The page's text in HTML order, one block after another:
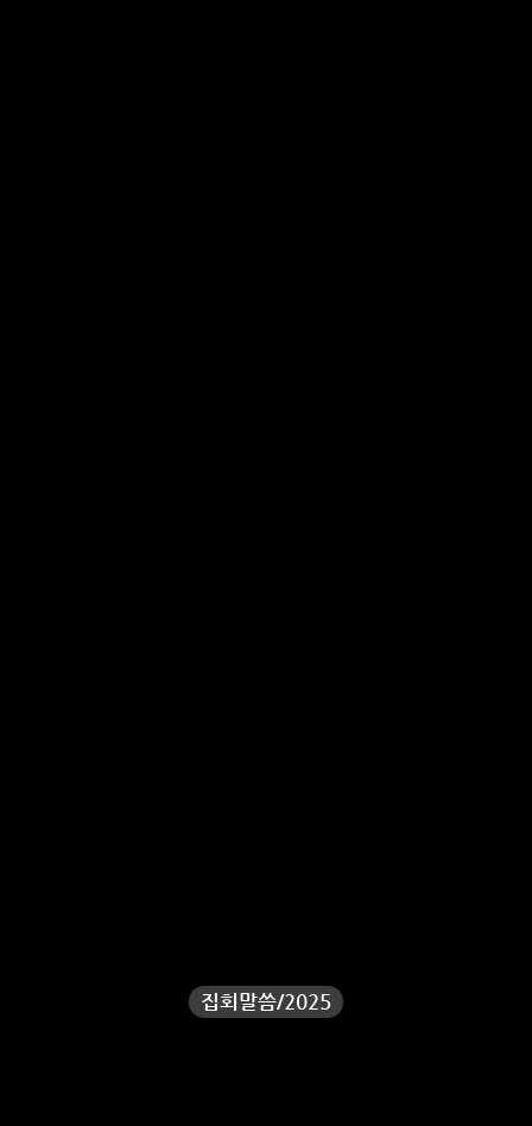
집회말씀/2025